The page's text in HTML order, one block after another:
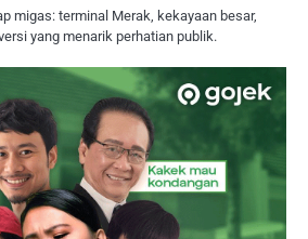
migas: terminal Merak, kekayaan besar,
yang menarik perhatian publik.